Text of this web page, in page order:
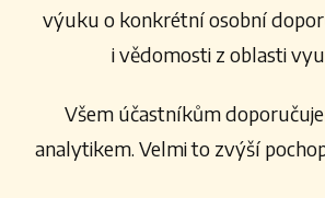
výuku o konkrétní osobní
i vědomosti z oblasti
Všem účastníkům
analytikem. Velmi to zvýší